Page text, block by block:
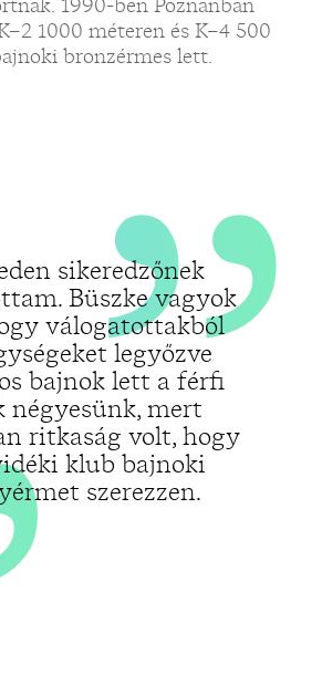
1000 méteren és K–4 500
bronzérmes lett.
sikeredzőnek
Büszke vagyok
válogatottakból
legyőzve
bajnok lett a férfi
négyesünk, mert
ritkaság volt, hogy
klub bajnoki
szerezzen.